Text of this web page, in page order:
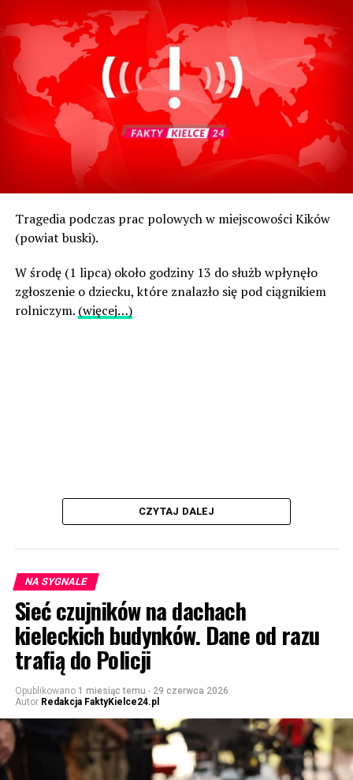
Tragedia podczas prac polowych w miejscowości Kików
(powiat buski).
W środę (1 lipca) około godziny 13 do służb wpłynęło
zgłoszenie o dziecku, które znalazło się pod ciągnikiem
rolniczym. (więcej…)
CZYTAJ DALEJ
NA SYGNALE
Sieć czujników na dachach
kieleckich budynków. Dane od razu
trafią do Policji
Opublikowano 1 miesiąc temu - 29 czerwca 2026
Autor Redakcja FaktyKielce24.pl